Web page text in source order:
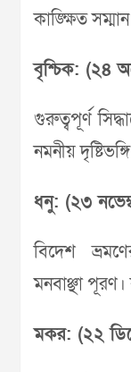
কাঙ্ক্ষিত
বৃশ্চিক: (২৪
গুরুত্বপূর্ণ
নমনীয়
ধনু: (২৩
বিদেশ
মনবাঞ্ছা
মকর: (২২